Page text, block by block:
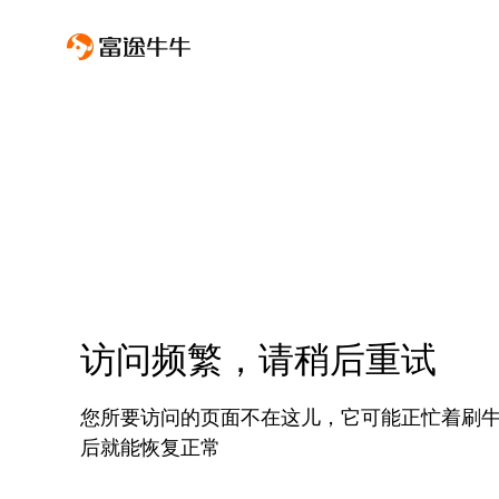
访问频繁，请稍后重试
您所要访问的页面不在这儿，它可能正忙着刷
后就能恢复正常